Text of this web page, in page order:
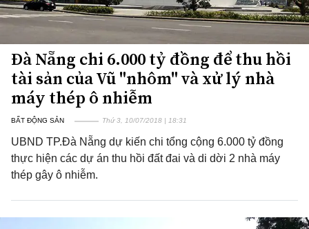
Đà Nẵng chi 6.000 tỷ đồng để thu hồi
tài sản của Vũ "nhôm" và xử lý nhà
máy thép ô nhiễm
BẤT ĐỘNG SẢN Thứ 3, 10/07/2018 | 18:31
UBND TP.Đà Nẵng dự kiến chi tổng cộng 6.000 tỷ đồng
thực hiện các dự án thu hồi đất đai và di dời 2 nhà máy
thép gây ô nhiễm.